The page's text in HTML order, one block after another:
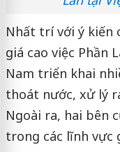
Nhất trí với ý kiến
giá cao việc Phần
Nam triển khai
thoát nước, xử lý
Ngoài ra, hai bên
trong các lĩnh vực